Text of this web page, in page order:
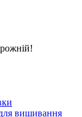
вишивання